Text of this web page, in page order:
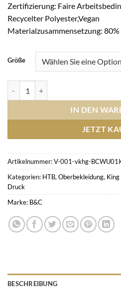
Zertifizierung: Faire
Recycelter Polyester,Vegan
Materialzusammensetzung:
Größe
IN DEN
JETZT
Artikelnummer:V-001-vkhg-
Kategorien: HTB,Oberbekleidung,
Druck
Marke: B&C
BESCHREIBUNG